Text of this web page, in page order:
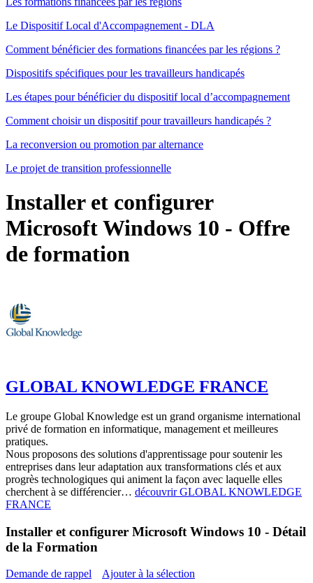
Le Dispositif Local d'Accompagnement - DLA
Comment bénéficier des formations financées par les régions ?
Dispositifs spécifiques pour les travailleurs handicapés
Les étapes pour bénéficier du dispositif local d’accompagnement
Comment choisir un dispositif pour travailleurs handicapés ?
La reconversion ou promotion par alternance
Le projet de transition professionnelle
Installer et configurer
Microsoft Windows 10 - Offre
de formation
GLOBAL KNOWLEDGE FRANCE
Le groupe Global Knowledge est un grand organisme international
privé de formation en informatique, management et meilleures
pratiques.
Nous proposons des solutions d'apprentissage pour soutenir les
entreprises dans leur adaptation aux transformations clés et aux
progrès technologiques qui animent la façon avec laquelle elles
cherchent à se différencier… découvrir GLOBAL KNOWLEDGE
FRANCE
Installer et configurer Microsoft Windows 10 - Détail
de la Formation
Demande de rappel
Ajouter à la sélection